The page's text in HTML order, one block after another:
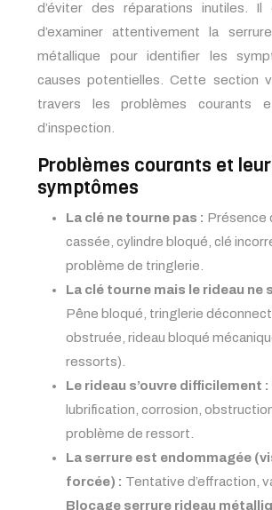
d’éviter des réparations inutiles. Il
d’examiner attentivement la
métallique pour identifier les
causes potentielles. Cette section
travers les problèmes courants
d’inspection.
Problèmes courants et
symptômes
La clé ne tourne pas : Présence
cassée, cylindre bloqué, clé
problème de tringlerie.
La clé tourne mais le rideau ne
Pêne bloqué, tringlerie
obstruée, rideau bloqué
ressorts).
Le rideau s’ouvre difficilement :
lubrification, corrosion,
problème de ressort.
La serrure est endommagée
forcée) : Tentative d’effraction,
Blocage serrure rideau